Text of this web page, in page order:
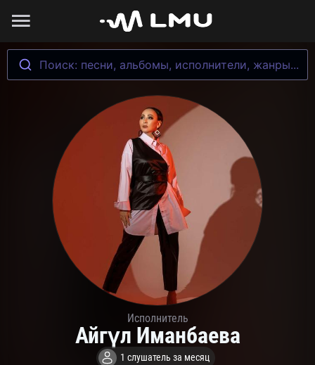
Поиск: песни, альбомы, исполнители, жанры...
Исполнитель
Айгүл Иманбаевa
1 слушатель за месяц